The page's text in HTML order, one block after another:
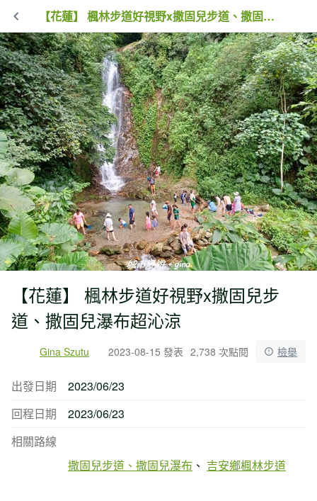
【花蓮】 楓林步道好視野x撒固兒步道、撒固兒瀑布超沁涼
【花蓮】 楓林步道好視野x撒固兒步
道、撒固兒瀑布超沁涼
Gina Szutu 2023-08-15 發表 2,738 次點閱 檢舉
出發日期
2023/06/23
回程日期
2023/06/23
相關路線
撒固兒步道、撒固兒瀑布
吉安鄉楓林步道